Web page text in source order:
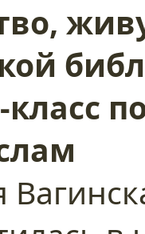
класс